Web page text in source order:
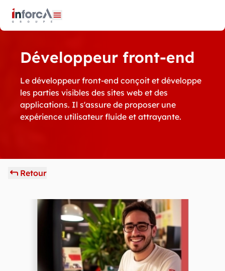
Panneau de gestion des cookies
Ouvrir le menu
Développeur front-end
Le développeur front-end conçoit et développe
les parties visibles des sites web et des
applications. Il s'assure de proposer une
expérience utilisateur fluide et attrayante.
Retour